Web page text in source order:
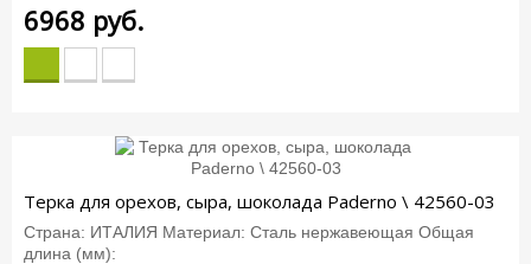
6968 руб.
Терка для орехов, сыра, шоколада Paderno \ 42560-03
Страна: ИТАЛИЯ Материал: Сталь нержавеющая Общая
длина (мм):